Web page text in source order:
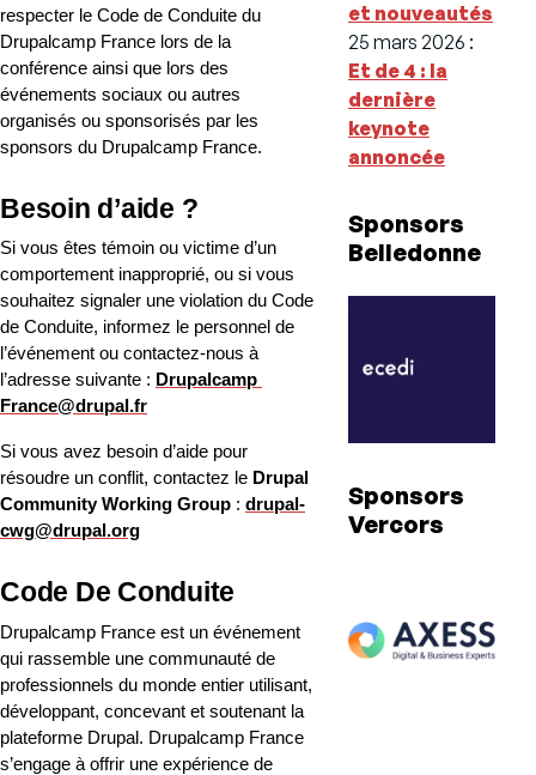
respecter le Code de Conduite du
Drupalcamp France lors de la
conférence ainsi que lors des
événements sociaux ou autres
organisés ou sponsorisés par les
sponsors du Drupalcamp France.
Besoin d’aide ?
Si vous êtes témoin ou victime d’un
comportement inapproprié, ou si vous
souhaitez signaler une violation du Code
de Conduite, informez le personnel de
l’événement ou contactez-nous à
l’adresse suivante : Drupalcamp
France@drupal.fr
Si vous avez besoin d’aide pour
résoudre un conflit, contactez le Drupal
Community Working Group : drupal-
cwg@drupal.org
Code De Conduite
Drupalcamp France est un événement
qui rassemble une communauté de
professionnels du monde entier utilisant,
développant, concevant et soutenant la
plateforme Drupal. Drupalcamp France
s’engage à offrir une expérience de
et nouveautés
25 mars 2026 :
Et de 4 : la
dernière
keynote
annoncée
Sponsors
Belledonne
Sponsors
Vercors